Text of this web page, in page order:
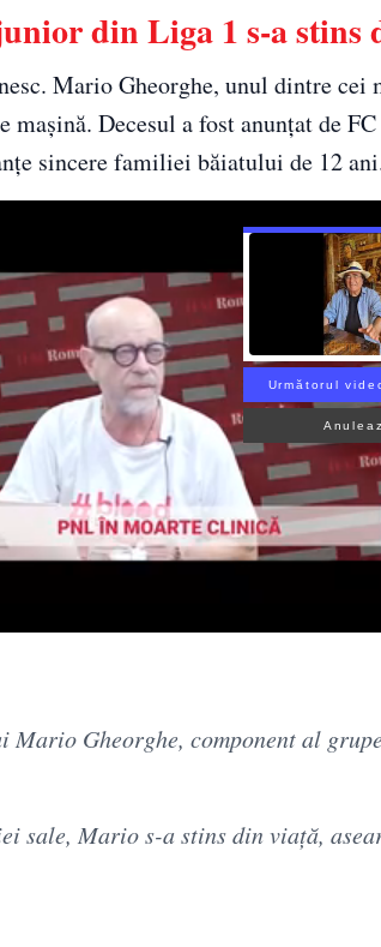
din Liga 1 s-a stins
Mario Gheorghe, unul dintre
mașină. Decesul a fost anunțat de
sincere familiei băiatului de 12
Următorul
Gheorghe, component al
sale, Mario s-a stins din viață,